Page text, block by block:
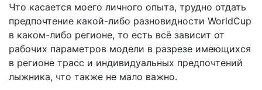
Что касается моего личного опыта, трудно отдать
предпочтение какой-либо разновидности WorldCup
в каком-либо регионе, то есть всё зависит от
рабочих параметров модели в разрезе имеющихся
в регионе трасс и индивидуальных предпочтений
лыжника, что также не мало важно.